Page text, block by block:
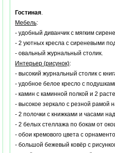
Гостиная.
Мебель:
- удобный диванчик с мягким
- 2 уютных кресла с сиреневыми
- овальный журнальный столик.
Интерьер (рисунок):
- высокий журнальный столик с
- удобное белое кресло с
- камин с каминной полкой и 2
- высокое зеркало с резной рамой
- 2 полочки с книжками и часами
- 2 белых стеллажа по бокам от
- обои кремового цвета с
- большой бежевый ковёр с